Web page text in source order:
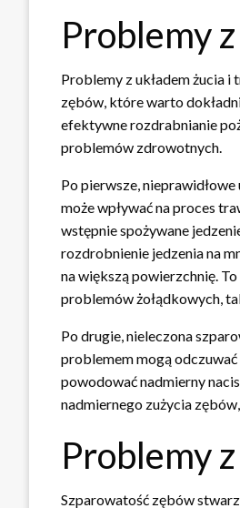
Problemy
Problemy z układem żucia
zębów, które warto
efektywne rozdrabnianie
problemów zdrowotnych.
Po pierwsze,
może wpływać na proces
wstępnie spożywane
rozdrobnienie jedzenia na
na większą powierzchnię.
problemów żołądkowych,
Po drugie, nieleczona
problemem mogą
powodować nadmierny
nadmiernego zużycia
Problemy
Szparowatość zębów